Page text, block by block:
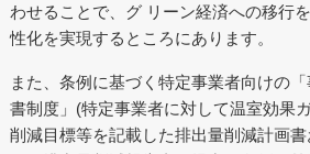
わせることで、グ リーン経済への移行
性化を実現するところにあります。
また、条例に基づく特定事業者向けの
書制度」(特定事業者に対して温室効果
削減目標等を記載した排出量削減計画